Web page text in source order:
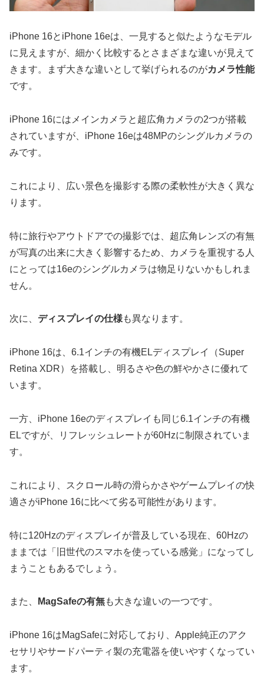
iPhone 16とiPhone 16eは、一見すると似たようなモデル
に見えますが、細かく比較するとさまざまな違いが見えて
きます。まず大きな違いとして挙げられるのがカメラ性能
です。
iPhone 16にはメインカメラと超広角カメラの2つが搭載
されていますが、iPhone 16eは48MPのシングルカメラの
みです。
これにより、広い景色を撮影する際の柔軟性が大きく異な
ります。
特に旅行やアウトドアでの撮影では、超広角レンズの有無
が写真の出来に大きく影響するため、カメラを重視する人
にとっては16eのシングルカメラは物足りないかもしれま
せん。
次に、 ディスプレイの仕様も異なります。
iPhone 16は、6.1インチの有機ELディスプレイ（Super
Retina XDR）を搭載し、明るさや色の鮮やかさに優れて
います。
一方、iPhone 16eのディスプレイも同じ6.1インチの有機
ELですが、リフレッシュレートが60Hzに制限されていま
す。
これにより、スクロール時の滑らかさやゲームプレイの快
適さがiPhone 16に比べて劣る可能性があります。
特に120Hzのディスプレイが普及している現在、60Hzの
ままでは「旧世代のスマホを使っている感覚」になってし
まうこともあるでしょう。
また、 MagSafeの有無も大きな違いの一つです。
iPhone 16はMagSafeに対応しており、Apple純正のアク
セサリやサードパーティ製の充電器を使いやすくなってい
ます。